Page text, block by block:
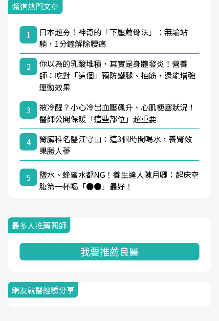
頻道熱門文章
1
日本超夯！神奇的「下壓薦骨法」：無論站
躺，1分鐘解除腰痛
2
你以為的乳酸堆積，其實是身體發炎！營養
師：吃對「這個」預防鐵腿、抽筋，還能增強
運動效果
3
被冷醒？小心冷出血壓飆升、心肌梗塞狀況！
醫師公開保暖「這些部位」超重要
4
腎臟科名醫江守山：這3個時間喝水，養腎效
果勝人蔘
5
鹽水、蜂蜜水都NG！養生達人陳月卿：起床空
腹第一杯喝「●●」最好！
最多人推薦醫師
我要推薦良醫
網友就醫經驗分享